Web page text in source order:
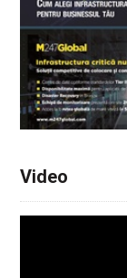
Video